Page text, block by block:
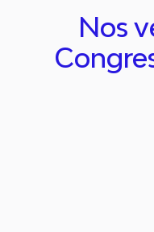
Nos